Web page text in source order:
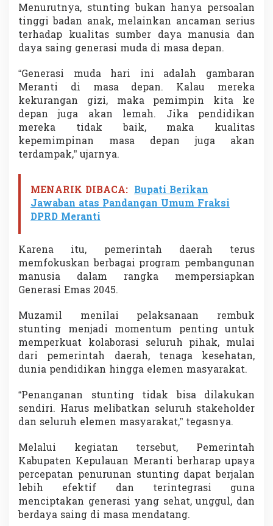
Menurutnya, stunting bukan hanya persoalan
tinggi badan anak, melainkan ancaman serius
terhadap kualitas sumber daya manusia dan
daya saing generasi muda di masa depan.
“Generasi muda hari ini adalah gambaran
Meranti di masa depan. Kalau mereka
kekurangan gizi, maka pemimpin kita ke
depan juga akan lemah. Jika pendidikan
mereka tidak baik, maka kualitas
kepemimpinan masa depan juga akan
terdampak,” ujarnya.
MENARIK DIBACA: Bupati Berikan
Jawaban atas Pandangan Umum Fraksi
DPRD Meranti
Karena itu, pemerintah daerah terus
memfokuskan berbagai program pembangunan
manusia dalam rangka mempersiapkan
Generasi Emas 2045.
Muzamil menilai pelaksanaan rembuk
stunting menjadi momentum penting untuk
memperkuat kolaborasi seluruh pihak, mulai
dari pemerintah daerah, tenaga kesehatan,
dunia pendidikan hingga elemen masyarakat.
“Penanganan stunting tidak bisa dilakukan
sendiri. Harus melibatkan seluruh stakeholder
dan seluruh elemen masyarakat,” tegasnya.
Melalui kegiatan tersebut, Pemerintah
Kabupaten Kepulauan Meranti berharap upaya
percepatan penurunan stunting dapat berjalan
lebih efektif dan terintegrasi guna
menciptakan generasi yang sehat, unggul, dan
berdaya saing di masa mendatang.